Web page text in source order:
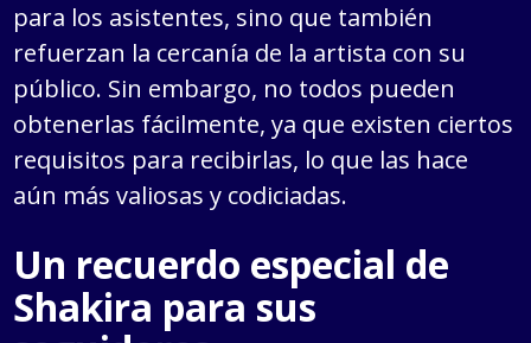
para los asistentes, sino que también
refuerzan la cercanía de la artista con su
público. Sin embargo, no todos pueden
obtenerlas fácilmente, ya que existen ciertos
requisitos para recibirlas, lo que las hace
aún más valiosas y codiciadas.
Un recuerdo especial de
Shakira para sus